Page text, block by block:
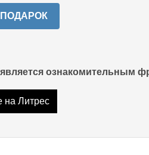
ознакомительным
на Литрес